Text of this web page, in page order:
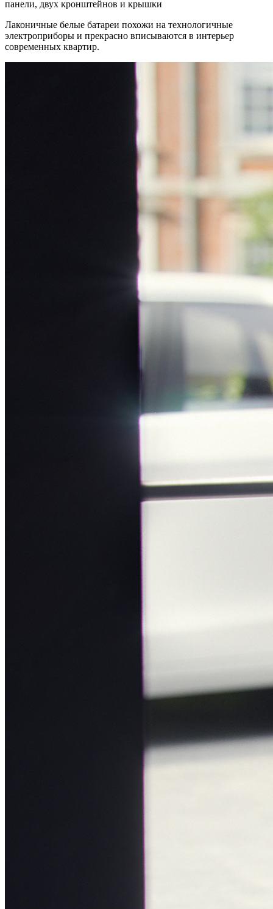
панели, двух кронштейнов и крышки
Лаконичные белые батареи похожи на технологичные
электроприборы и прекрасно вписываются в интерьер
современных квартир.